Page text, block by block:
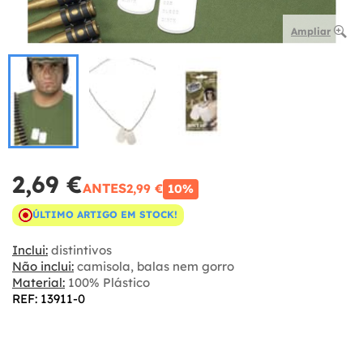
Ampliar
2,69 €ANTES2,99 € 10%
ÚLTIMO ARTIGO EM STOCK!
Inclui: distintivos
Não inclui: camisola, balas nem gorro
Material: 100% Plástico
REF: 13911-0